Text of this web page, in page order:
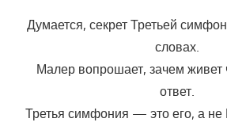
Думается, секрет Третьей
словах.
Малер вопрошает, зачем живет
ответ.
Третья симфония — это его, а